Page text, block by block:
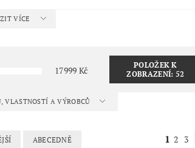
VÍCE
17999 Kč
POLOŽEK K
ZOBRAZENÍ: 52
VLASTNOSTÍ A VÝROBCŮ
ABECEDNĚ 1 2 3